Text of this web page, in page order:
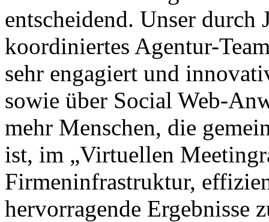
entscheidend. Unser
koordiniertes Agentur-
sehr engagiert und
sowie über Social Web-
mehr Menschen, die
ist, im „Virtuellen
Firmeninfrastruktur,
hervorragende Ergebnisse